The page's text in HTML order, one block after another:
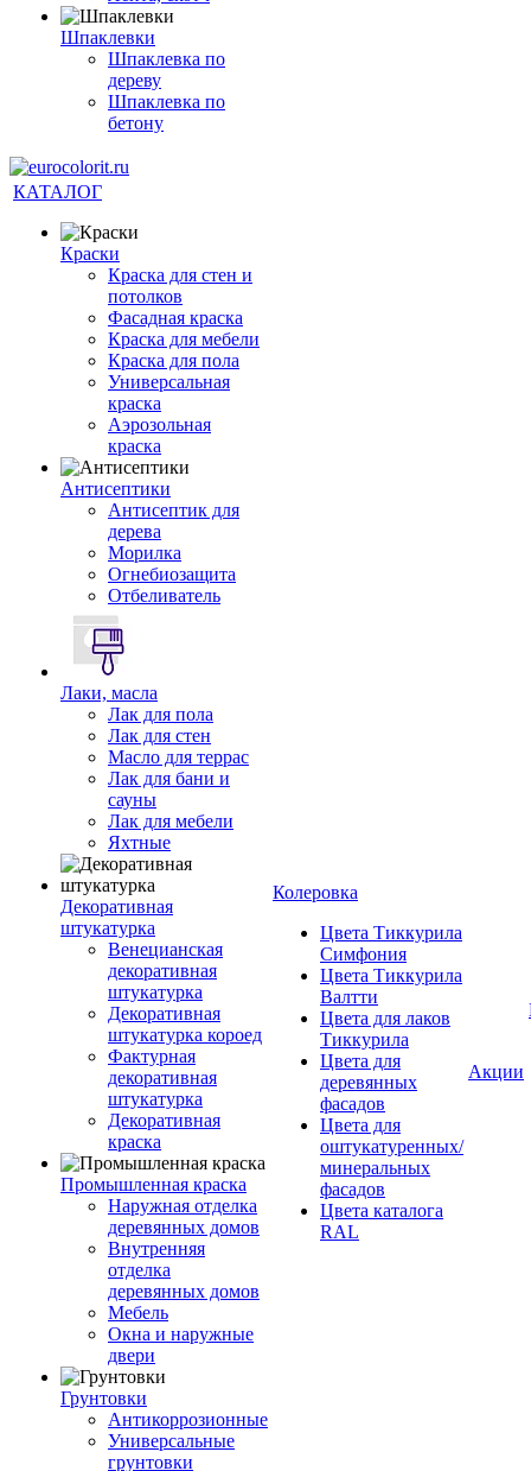
Шпаклевки
Шпаклевка по
дереву
Шпаклевка по
бетону
КАТАЛОГ
Краски
Краска для стен и
потолков
Фасадная краска
Краска для мебели
Краска для пола
Универсальная
краска
Аэрозольная
краска
Антисептики
Антисептик для
дерева
Морилка
Огнебиозащита
Отбеливатель
Лаки, масла
Лак для пола
Лак для стен
Масло для террас
Лак для бани и
сауны
Лак для мебели
Яхтные
Декоративная
штукатурка
Венецианская
декоративная
штукатурка
Декоративная
штукатурка короед
Фактурная
декоративная
штукатурка
Декоративная
краска
Промышленная краска
Наружная отделка
деревянных домов
Внутренняя
отделка
деревянных домов
Мебель
Окна и наружные
двери
Грунтовки
Антикоррозионные
Универсальные
грунтовки
Колеровка
Цвета Тиккурила
Симфония
Цвета Тиккурила
Валтти
Цвета для лаков
Тиккурила
Цвета для
деревянных
фасадов
Цвета для
оштукатуренных/
минеральных
фасадов
Цвета каталога
RAL
Акции